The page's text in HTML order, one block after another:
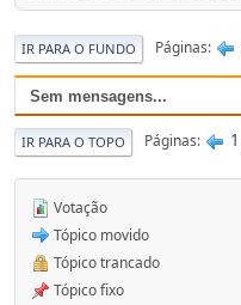
IR PARA O FUNDO Páginas
Sem mensagens...
IR PARA O TOPO Páginas 1
Votação
Tópico movido
Tópico trancado
Tópico fixo